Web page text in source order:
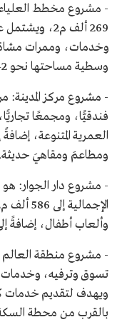
- مشروع مخطط
269 ألف م2،
وخدمات، وممرات
وسطية مساحتها نحو 42 ألف م2.
- مشروع مركز المدينة:
فندقيًّا، ومجمعًا
العمرية المتنوعة،
ومطاعمَ ومقاهيَ حديثة.
- مشروع دار الجوار:
وألعاب أطفال، إضافةً
- مشروع منطقة
تسوق وترفيه، وخدمات
ويهدف لتقديم خدمات
بالقرب من محطة